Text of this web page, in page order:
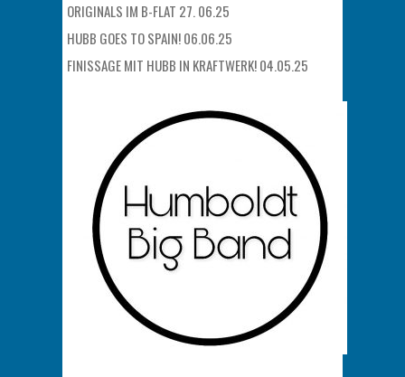
ORIGINALS IM B-FLAT 27. 06.25
HUBB GOES TO SPAIN! 06.06.25
FINISSAGE MIT HUBB IN KRAFTWERK! 04.05.25